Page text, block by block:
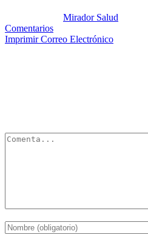
Mirador Salud
Comentarios
Imprimir Correo Electrónico